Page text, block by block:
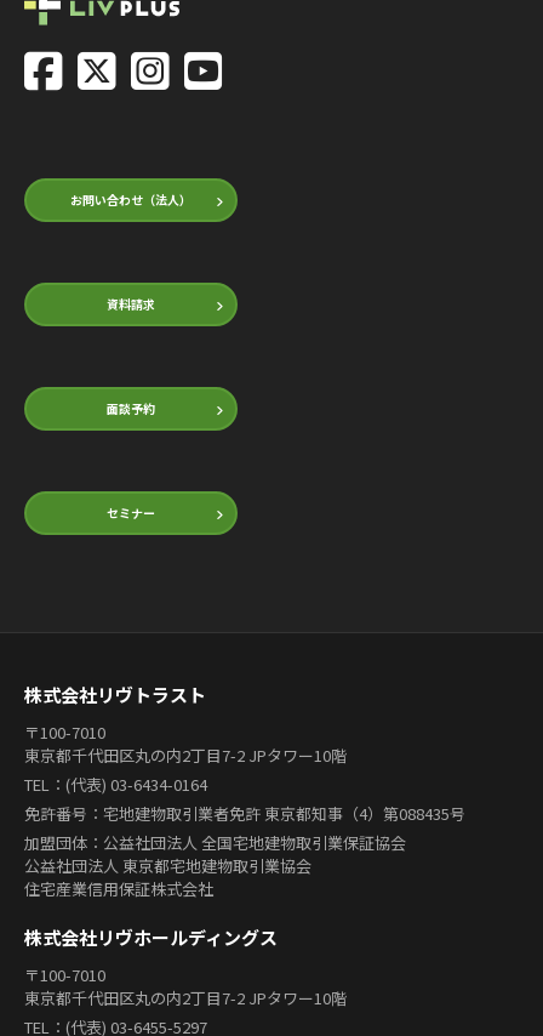
お問い合わせ（法人）
資料請求
面談予約
セミナー
株式会社リヴトラスト
〒100-7010
東京都千代田区丸の内2丁目7-2 JPタワー10階
TEL：(代表) 03-6434-0164
免許番号：宅地建物取引業者免許 東京都知事（4）第088435号
加盟団体：公益社団法人 全国宅地建物取引業保証協会
公益社団法人 東京都宅地建物取引業協会
住宅産業信用保証株式会社
株式会社リヴホールディングス
〒100-7010
東京都千代田区丸の内2丁目7-2 JPタワー10階
TEL：(代表) 03-6455-5297